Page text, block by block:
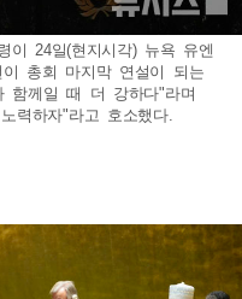
이 24일(현지시각) 뉴욕 유엔
총회 마지막 연설이 되는
함께일 때 더 강하다"라며
력하자"라고 호소했다.